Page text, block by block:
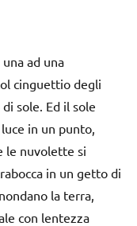
ad una
cinguettio degli
sole. Ed il sole
in un punto,
le nuvolette si
in un getto di
la terra,
con lentezza